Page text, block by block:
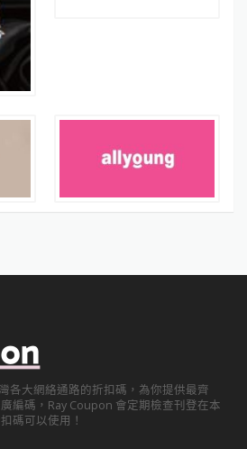
各大網絡通路的折扣碼，為你提供最齊
編碼，Ray Coupon 會定期檢查刊登在本
碼可以使用！